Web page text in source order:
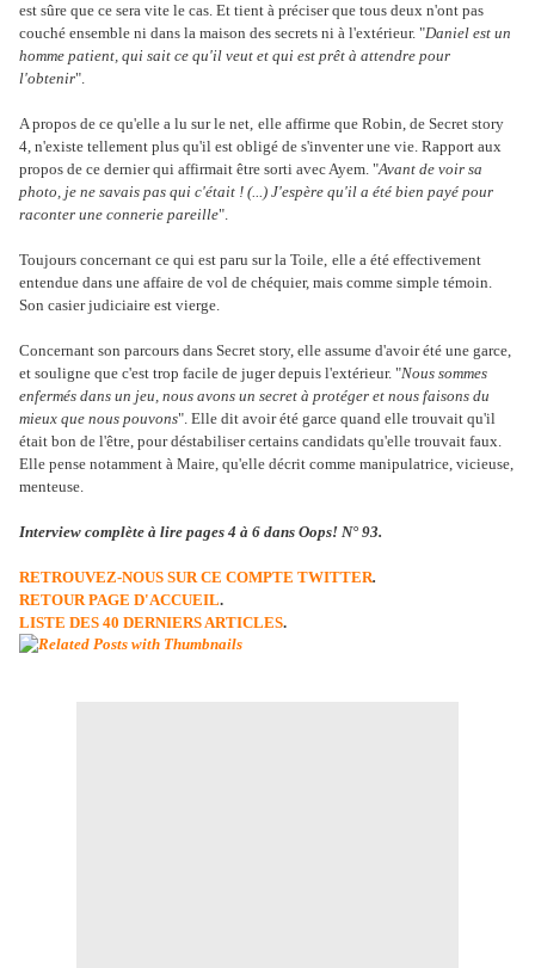
est sûre que ce sera vite le cas. Et tient à préciser que tous deux n'ont pas
couché ensemble ni dans la maison des secrets ni à l'extérieur. "Daniel est un
homme patient, qui sait ce qu'il veut et qui est prêt à attendre pour
l'obtenir".
A propos de ce qu'elle a lu sur le net, elle affirme que Robin, de Secret story
4, n'existe tellement plus qu'il est obligé de s'inventer une vie. Rapport aux
propos de ce dernier qui affirmait être sorti avec Ayem. "Avant de voir sa
photo, je ne savais pas qui c'était ! (...) J'espère qu'il a été bien payé pour
raconter une connerie pareille".
Toujours concernant ce qui est paru sur la Toile, elle a été effectivement
entendue dans une affaire de vol de chéquier, mais comme simple témoin.
Son casier judiciaire est vierge.
Concernant son parcours dans Secret story, elle assume d'avoir été une garce,
et souligne que c'est trop facile de juger depuis l'extérieur. "Nous sommes
enfermés dans un jeu, nous avons un secret à protéger et nous faisons du
mieux que nous pouvons". Elle dit avoir été garce quand elle trouvait qu'il
était bon de l'être, pour déstabiliser certains candidats qu'elle trouvait faux.
Elle pense notamment à Maire, qu'elle décrit comme manipulatrice, vicieuse,
menteuse.
Interview complète à lire pages 4 à 6 dans Oops! N° 93.
RETROUVEZ-NOUS SUR CE COMPTE TWITTER.
RETOUR PAGE D'ACCUEIL.
LISTE DES 40 DERNIERS ARTICLES.